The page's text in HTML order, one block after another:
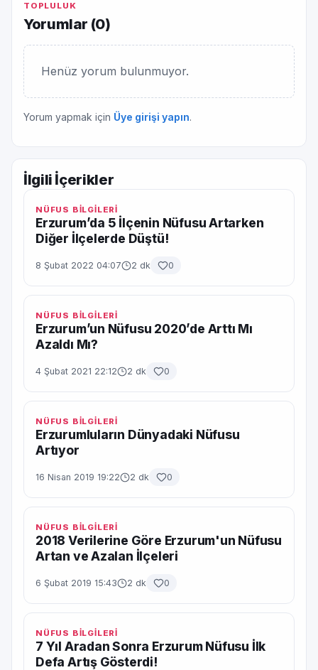
TOPLULUK
Yorumlar (0)
Henüz yorum bulunmuyor.
Yorum yapmak için Üye girişi yapın.
İlgili İçerikler
NÜFUS BİLGİLERİ
Erzurum’da 5 İlçenin Nüfusu Artarken
Diğer İlçelerde Düştü!
8 Şubat 2022 04:07 2 dk 0
NÜFUS BİLGİLERİ
Erzurum’un Nüfusu 2020’de Arttı Mı
Azaldı Mı?
4 Şubat 2021 22:12 2 dk 0
NÜFUS BİLGİLERİ
Erzurumluların Dünyadaki Nüfusu
Artıyor
16 Nisan 2019 19:22 2 dk 0
NÜFUS BİLGİLERİ
2018 Verilerine Göre Erzurum'un Nüfusu
Artan ve Azalan İlçeleri
6 Şubat 2019 15:43 2 dk 0
NÜFUS BİLGİLERİ
7 Yıl Aradan Sonra Erzurum Nüfusu İlk
Defa Artış Gösterdi!